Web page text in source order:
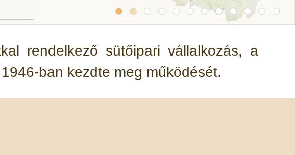
rendelkező sütőipari vállalkozás, a
ban kezdte meg működését.